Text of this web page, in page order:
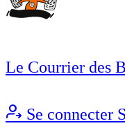
Le Courrier des
Se connecter